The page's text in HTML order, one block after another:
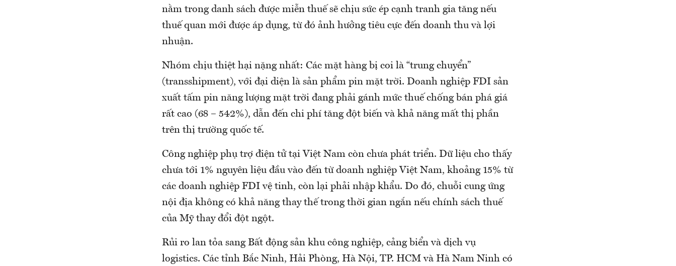
nằm trong danh sách được miễn thuế sẽ chịu sức ép cạnh tranh gia tăng nếu
thuế quan mới được áp dụng, từ đó ảnh hưởng tiêu cực đến doanh thu và lợi
nhuận.
Nhóm chịu thiệt hại nặng nhất: Các mặt hàng bị coi là “trung chuyển”
(transshipment), với đại diện là sản phẩm pin mặt trời. Doanh nghiệp FDI sản
xuất tấm pin năng lượng mặt trời đang phải gánh mức thuế chống bán phá giá
rất cao (68 – 542%), dẫn đến chi phí tăng đột biến và khả năng mất thị phần
trên thị trường quốc tế.
Công nghiệp phụ trợ điện tử tại Việt Nam còn chưa phát triển. Dữ liệu cho thấy
chưa tới 1% nguyên liệu đầu vào đến từ doanh nghiệp Việt Nam, khoảng 15% từ
các doanh nghiệp FDI vệ tinh, còn lại phải nhập khẩu. Do đó, chuỗi cung ứng
nội địa không có khả năng thay thế trong thời gian ngắn nếu chính sách thuế
của Mỹ thay đổi đột ngột.
Rủi ro lan tỏa sang Bất động sản khu công nghiệp, cảng biển và dịch vụ
logistics. Các tỉnh Bắc Ninh, Hải Phòng, Hà Nội, TP. HCM và Hà Nam Ninh có